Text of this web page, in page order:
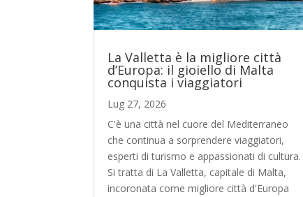
La Valletta è la migliore città
d’Europa: il gioiello di Malta
conquista i viaggiatori
Lug 27, 2026
C'è una città nel cuore del Mediterraneo
che continua a sorprendere viaggiatori,
esperti di turismo e appassionati di cultura.
Si tratta di La Valletta, capitale di Malta,
incoronata come migliore città d'Europa